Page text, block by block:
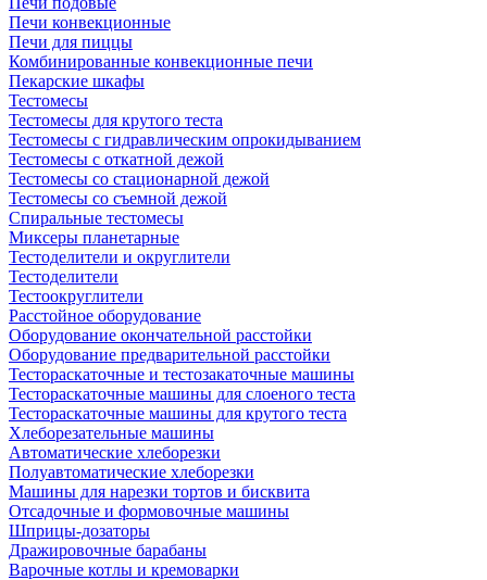
Печи конвекционные
Печи для пиццы
Комбинированные конвекционные печи
Пекарские шкафы
Тестомесы
Тестомесы для крутого теста
Тестомесы с гидравлическим опрокидыванием
Тестомесы с откатной дежой
Тестомесы со стационарной дежой
Тестомесы со съемной дежой
Спиральные тестомесы
Миксеры планетарные
Тестоделители и округлители
Тестоделители
Тестоокруглители
Расстойное оборудование
Оборудование окончательной расстойки
Оборудование предварительной расстойки
Тестораскаточные и тестозакаточные машины
Тестораскаточные машины для слоеного теста
Тестораскаточные машины для крутого теста
Хлеборезательные машины
Автоматические хлеборезки
Полуавтоматические хлеборезки
Машины для нарезки тортов и бисквита
Отсадочные и формовочные машины
Шприцы-дозаторы
Дражировочные барабаны
Варочные котлы и кремоварки